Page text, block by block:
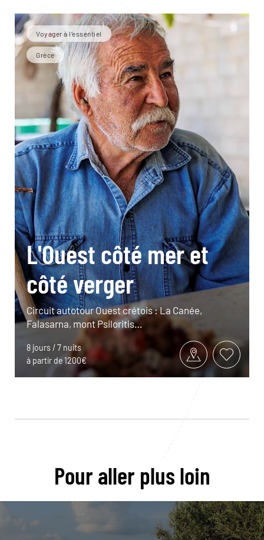
Voyager à l’essentiel
Grèce
L'Ouest côté mer et
côté verger
Circuit autotour Ouest crétois : La Canée,
Falasarna, mont Psiloritis…
8 jours / 7 nuits
à partir de 1200€
Pour aller plus loin